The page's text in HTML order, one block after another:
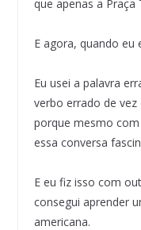
que apenas a Praça
E agora, quando eu
Eu usei a palavra
verbo errado de
porque mesmo
essa conversa
E eu fiz isso com
consegui aprender
americana.